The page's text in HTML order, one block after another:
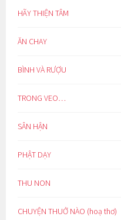
HÃY THIỆN TÂM
ĂN CHAY
BÌNH VÀ RƯỢU
TRONG VEO…
SÂN HẬN
PHẬT DẠY
THU NON
CHUYỆN THUỞ NÀO (hoạ thơ)